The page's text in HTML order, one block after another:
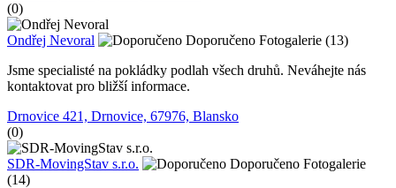
(0)
Ondřej Nevoral Doporučeno Fotogalerie (13)
Jsme specialisté na pokládky podlah všech druhů. Neváhejte nás
kontaktovat pro bližší informace.
Drnovice 421, Drnovice, 67976, Blansko
(0)
SDR-MovingStav s.r.o. Doporučeno Fotogalerie
(14)